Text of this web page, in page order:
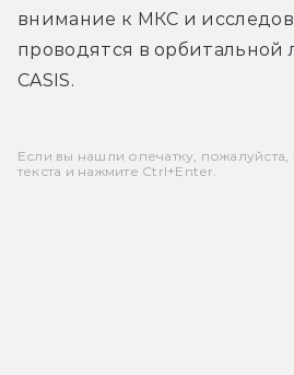
внимание к МКС и
проводятся в орбитальной
CASIS.
Если вы нашли опечатку,
текста и нажмите Ctrl+Enter.